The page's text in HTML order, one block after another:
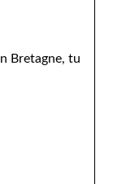
Bretagne, tu